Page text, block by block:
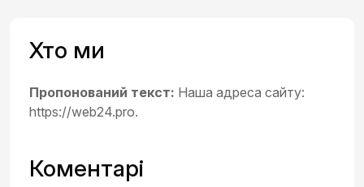
Хто ми
Пропонований текст: Наша адреса сайту:
https://web24.pro.
Коментарі